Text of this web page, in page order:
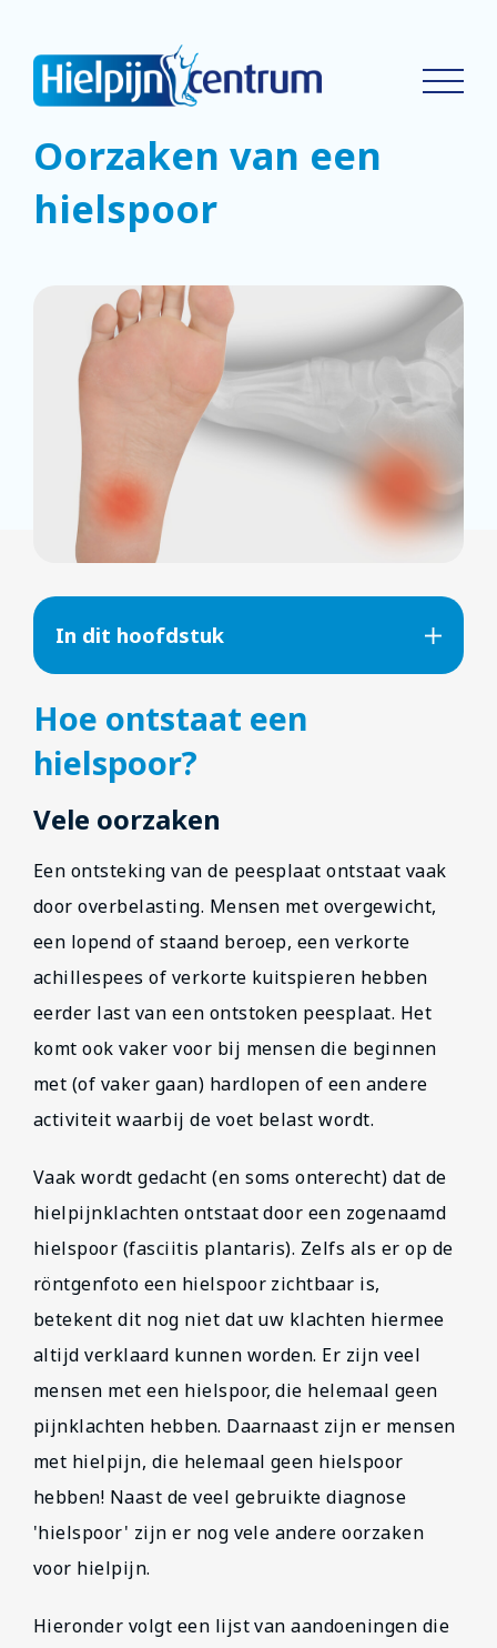
Oorzaken van een
hielspoor
In dit hoofdstuk
Hoe ontstaat een
hielspoor?
Vele oorzaken
Een ontsteking van de peesplaat ontstaat vaak
door overbelasting. Mensen met overgewicht,
een lopend of staand beroep, een verkorte
achillespees of verkorte kuitspieren hebben
eerder last van een ontstoken peesplaat. Het
komt ook vaker voor bij mensen die beginnen
met (of vaker gaan) hardlopen of een andere
activiteit waarbij de voet belast wordt.
Vaak wordt gedacht (en soms onterecht) dat de
hielpijnklachten ontstaat door een zogenaamd
hielspoor (fasciitis plantaris). Zelfs als er op de
röntgenfoto een hielspoor zichtbaar is,
betekent dit nog niet dat uw klachten hiermee
altijd verklaard kunnen worden. Er zijn veel
mensen met een hielspoor, die helemaal geen
pijnklachten hebben. Daarnaast zijn er mensen
met hielpijn, die helemaal geen hielspoor
hebben! Naast de veel gebruikte diagnose
'hielspoor' zijn er nog vele andere oorzaken
voor hielpijn.
Hieronder volgt een lijst van aandoeningen die